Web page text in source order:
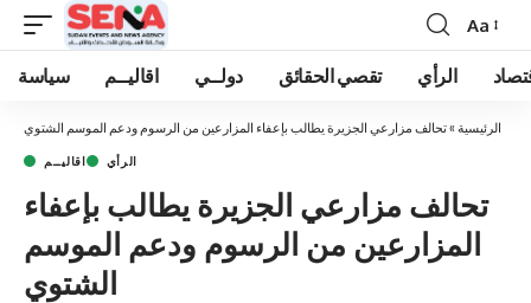
Font
Resizer
Aa
سياسة اقاليــم دولــي تقصي الحقائق الرأي
الرئيسية »تحالف مزارعي الجزيرة يطالب بإعفاء المزارعين من الرسوم ودعم الموسم الشتوي
اقاليــم الرأي
تحالف مزارعي الجزيرة يطالب بإعفاء
المزارعين من الرسوم ودعم الموسم
الشتوي